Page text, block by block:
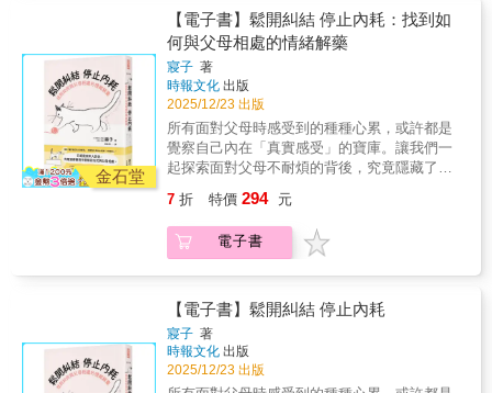
分行最高主管。中年轉職餐飲業開創新局，目
前擔任 NU PASTA 與天利食堂雙品牌總經理。
廣結人脈、善於跨世代對談的他，可以說「沒
有聊不來的天」！此次與兒子庭旭展開深度對
談，除了分享教養觀點，更延伸至對生命、職
場與「成功」的省思。有別人們對高階主管日
理萬機的奔忙印象，吳家德展現的，是一種從
容且堅毅的人生姿態。在兒子庭旭眼中，父親
並不試圖將他捏塑成理想模樣；遇到衝突時，
不強迫我該怎麼走、該成為誰，而是在日常的
對話與陪伴中，讓我提早接觸那些學校不一定
會教、但未來一定會用到的能力——閱讀、寫
心聲」：由吳家德以父親身分出發，透過自身
經驗談自我管理、人脈經營、理財觀念與情緒
修養，傳遞對兒子的關愛。他不高姿態說教，
而以行動與智慧分享，鼓勵年輕人正向思考、
持續學習，並針對家長常見的教養難題：「如
徑，又怎麼讓人生「倒吃甘蔗」？◆ 「放空」
真的不好嗎？誰說慢慢走就不能迎向花路？◆
該跟孩子聊什麼？「人際關係」是不可避免的
重要話題！◆ 親子間最好的距離，竟是「剛剛
好的靠近」……想起從前做為捆工的父親，在
西螺休息站累倒的身影——那份往事牽引著爸
爸關愛的眼神，一幕幕在吳家德腦海中刷過。
學生時期的他，為了脫貧，對自己嚴格要求，
親以來，走過職場奮力拚搏的坎途，他交付給
獨立思考，以及尋找自我、掌握人生「選擇
權」的訣竅。吳家德在銀行業打滾近二十年，
從基層業務做起，只花不到九年就一路攀升至
分行最高主管。中年轉職餐飲業開創新局，目
前擔任 NU PASTA 與天利食堂雙品牌總經理。
廣結人脈、善於跨世代對談的他，可以說「沒
有聊不來的天」！此次與兒子庭旭展開深度對
談，除了分享教養觀點，更延伸至對生命、職
都能愛得好也愛到老。」——許瑞云、鄭先安
❤4種常見情緒類型：測出你的類型，以及與不
同類型的相處攻略！【視覺型】：情緒平衡的
時候，極具規劃性，善於說服別人，是很好的
領導者；但若狀態不佳，視野就容易變得狹
隘，會一直看到別人有錯的地方。【邏輯
型】：重視邏輯，很會歸納整理，做出精確的
分析；但很難同理他人的感受，在壓力下會要
求自己冷靜下來，習慣用理智來處理情緒。
【聽覺型】：能聽出別人沒說出口的話，比對
人說的話，也會過於在意他人的看法及反應。
【感受型】：習慣用自我犧牲的方式去成就他
人，希望每個人都舒服；但會把別人的需要當
忍耐和配合。❤8大實用能量運動：內附圖解與
兩位醫師親自示範的影片！能量運動➀EFT能量
敲打法能量運動➁拉近關係能量運動➂和諧共振
能量運動➃愛的連結能量運動➄釋放怒氣能量運
題，再奮起擺脫世俗的枷鎖，成就／找回自我
的故事。書中有歷經離婚與外遇的女子、掙扎
於傳統框架的男性，也有中年破殼重生的靈
魂。所有辯論與思考，最終都回到一個關乎所
有人的根本問題：「我們想成為什麼樣的自
己？」走出屬於自己的路賴芳玉律師告訴我
們：能推動我們向前的，唯有自己。我們都曾
受傷、陷入生命的低潮，也曾絕望，但正如賴
會了不將就。」這是一條艱辛的道路，我們在
手上逐步拾回自己的靈魂，而選擇留在真實裡
的人，終將獲得自由。▍本書特色★知名家事
律師三十餘年實務經驗的人生積累。★溫暖、
療癒、充滿力量，截然不同的柔韌書寫。★所
有置身親密關係者必讀，絕對不後悔。★三十
歲之前提早擁有不為過，三十歲過後必須擁有
的一本書。★邁入後半人生的中年人盛大共
鳴，讚不絕口，每字每句都講入心底。
的日子，這次，她要陪我們更細緻而廣闊地，
探索親密關係與超乎法律的人生哲學。不將就
的力量你是否曾感到自己努力卻無果、善良無
好報、身為好人卻過得不好、活著但感覺不到
幸福，甚至無力改變？在生命看似無解的困局
中，賴芳玉律師見到許多人於絕望中獲得向前
突破、終結徒勞無功的力量。她從中頓悟，讓
一個人蛻變，不再自欺欺人、活在偽裝與內耗
的關係中的力量無關外在推力，而來自每個人
心底深處那「不將就的勇氣」。問問自己：你
中，她寫下自實務經驗提煉出的探索、臣服、
對抗、轉化四階段，細密交織訪談個案故事、
友人和專業人士的討論、自身經驗，書寫因深
題，再奮起擺脫世俗的枷鎖，成就／找回自我
的故事。書中有歷經離婚與外遇的女子、掙扎
於傳統框架的男性，也有中年破殼重生的靈
魂。所有辯論與思考，最終都回到一個關乎所
金石堂
【電子書】鬆開糾結 停止內耗：找到如
何與父母相處的情緒解藥
寢子 著
時報文化 出版
2025/12/23 出版
所有面對父母時感受到的種種心累，或許都是
覺察自己內在「真實感受」的寶庫。讓我們一
起探索面對父母不耐煩的背後，究竟隱藏了何
找到「屬於自己的人生解答」，關鍵在於是你
必須要「了解自己」。已經是成年人的你，有
權選擇要用什麼樣的方式與父母相處。?為什麼
存在彼此記憶的版本有落差。?雙方都執著於
「對方一定要理解自己」才會吵架。?不必勉強
自己只能有一種情感。
7 折 特價 294 元
電子書
【電子書】鬆開糾結 停止內耗
寢子 著
時報文化 出版
2025/12/23 出版